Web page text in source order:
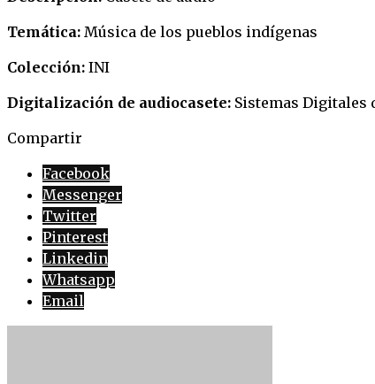
Temática: Música de los pueblos indígenas
Colección: INI
Digitalización de audiocasete: Sistemas Digitales
Compartir
Facebook
Messenger
Twitter
Pinterest
Linkedin
Whatsapp
Email